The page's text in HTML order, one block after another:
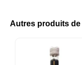
Autres produits